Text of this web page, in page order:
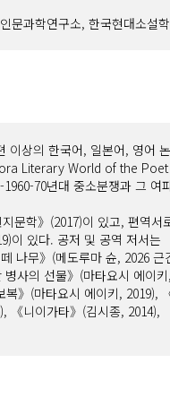
문과학연구소, 한국현대소설
이상의 한국어, 일본어, 영어
Literary World of the
70년대 중소분쟁과 그
문학》(2017)이 있고, 편역
이 있다. 공저 및 공역 저서
나무》(메도루마 슌, 2026
사의 선물》(마타요시 에이
》(마타요시 에이키, 2019),
《니이가타》(김시종,